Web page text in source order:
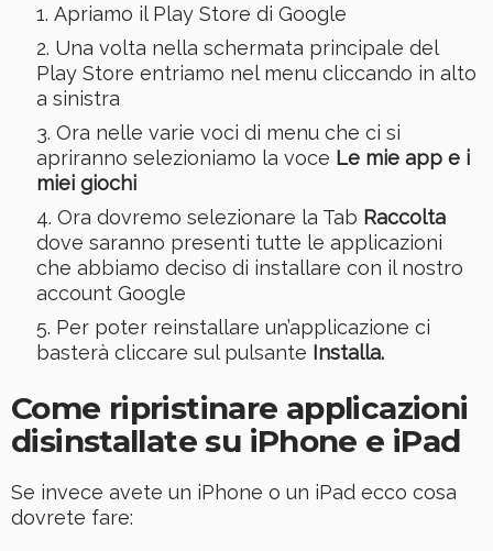
Apriamo il Play Store di Google
Una volta nella schermata principale del
Play Store entriamo nel menu cliccando in alto
a sinistra
Ora nelle varie voci di menu che ci si
apriranno selezioniamo la voce Le mie app e i
miei giochi
Ora dovremo selezionare la Tab Raccolta
dove saranno presenti tutte le applicazioni
che abbiamo deciso di installare con il nostro
account Google
Per poter reinstallare un’applicazione ci
basterà cliccare sul pulsante Installa.
Come ripristinare applicazioni
disinstallate su iPhone e iPad
Se invece avete un iPhone o un iPad ecco cosa
dovrete fare: